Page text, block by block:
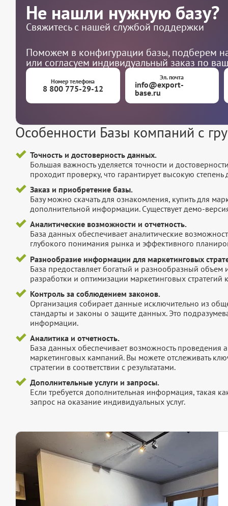
Не нашли нужную базу?
Свяжитесь с нашей службой поддержки
Поможем в конфигурации базы, подберем
или согласуем индивидуальный заказ по
Номер телефона
8 800 775-29-12
Эл. почта
info@export-
base.ru
Особенности Базы компаний с
Точность и достоверность данных.
Большая важность уделяется точности и
проходит проверку, что гарантирует высокую
Заказ и приобретение базы.
Базу можно скачать для ознакомления, купить для
дополнительной информации. Существует демо-
Аналитические возможности и отчетность.
База данных обеспечивает аналитические
глубокого понимания рынка и эффективного
Разнообразие информации для маркетинговых
База предоставляет богатый и разнообразный
разработки и оптимизации маркетинговых стратегий
Контроль за соблюдением законов.
Организация собирает данные исключительно из
стандарты и законы о защите данных. Это
информации.
Аналитика и отчетность.
База данных обеспечивает возможность проведения
маркетинговых кампаний. Вы можете отслеживать
стратегии в соответствии с результатами.
Дополнительные услуги и запросы.
Если требуется дополнительная информация, такая
запрос на оказание индивидуальных услуг.